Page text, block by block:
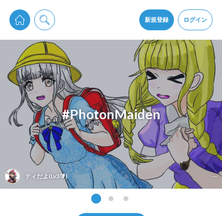
新規登録 ログイン
pixiv Sketchは2024年5月28日付で プライパシーポリシーを改定しました。
通知を受け取るにはここをクリックします
pixiv Sketchアプリでさらに快適に！
アプリをインストール
#PhotonMaiden
ティだよ(Lv3🔰) --